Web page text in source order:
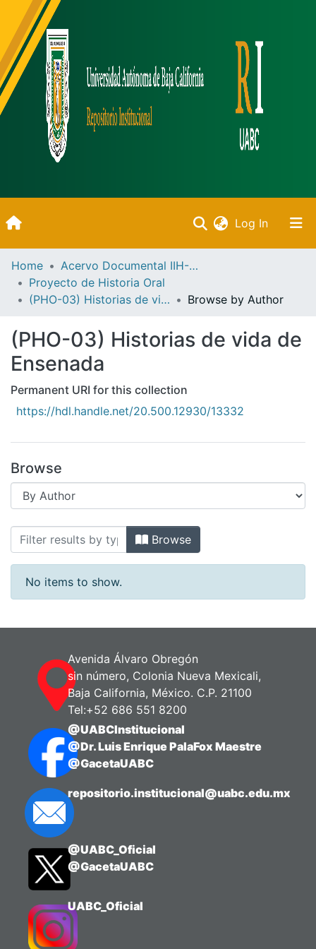
Log In(current)
Inicio
Communities & Collections
Bibliotecas
Home
Acervo Documental IIH-UABC
Proyecto de Historia Oral
(PHO-03) Historias de vida de Ensenada
Browse by Author
(PHO-03) Historias de vida de
Ensenada
Permanent URI for this collection
https://hdl.handle.net/20.500.12930/13332
Browse
Browsing (PHO-03) Historias de vida
Browse
No items to show.
Avenida Álvaro Obregón
sin número, Colonia Nueva Mexicali,
Baja California, México. C.P. 21100
Tel:+52 686 551 8200
@UABCInstitucional
@Dr. Luis Enrique PalaFox Maestre
@GacetaUABC
repositorio.institucional@uabc.edu.mx
@UABC_Oficial
@GacetaUABC
UABC_Oficial